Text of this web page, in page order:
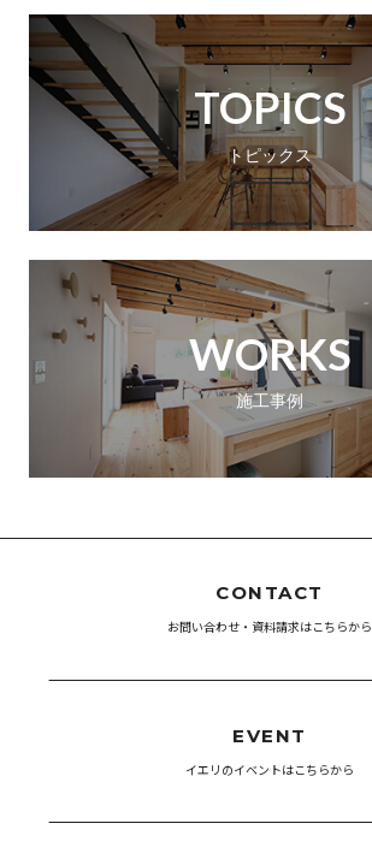
TOPICS
トピックス
WORKS
施工事例
CONTACT
お問い合わせ・資料請求はこちらから
EVENT
イエリのイベントはこちらから